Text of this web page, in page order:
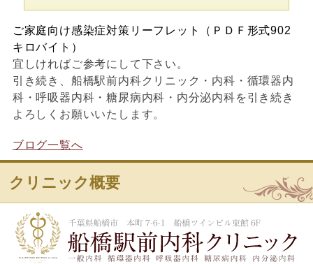
ご家庭向け感染症対策リーフレット（ＰＤＦ形式902
キロバイト）
宜しければご参考にして下さい。
引き続き、船橋駅前内科クリニック・内科・循環器内
科・呼吸器内科・糖尿病内科・内分泌内科を引き続き
よろしくお願いいたします。
ブログ一覧へ
クリニック概要